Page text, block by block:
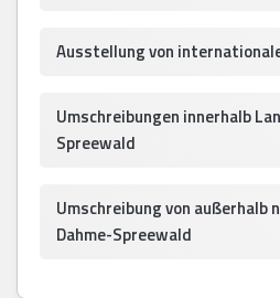
Ausstellung von
Umschreibungen innerhalb
Spreewald
Umschreibung von außerhalb
Dahme-Spreewald